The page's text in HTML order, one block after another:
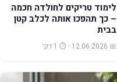
לימוד טריקים לחולדה חכמה
– כך תהפכו אותה לכלב קטן
בבית
📅 12.06.2026 · ⏱️ 1 דק׳